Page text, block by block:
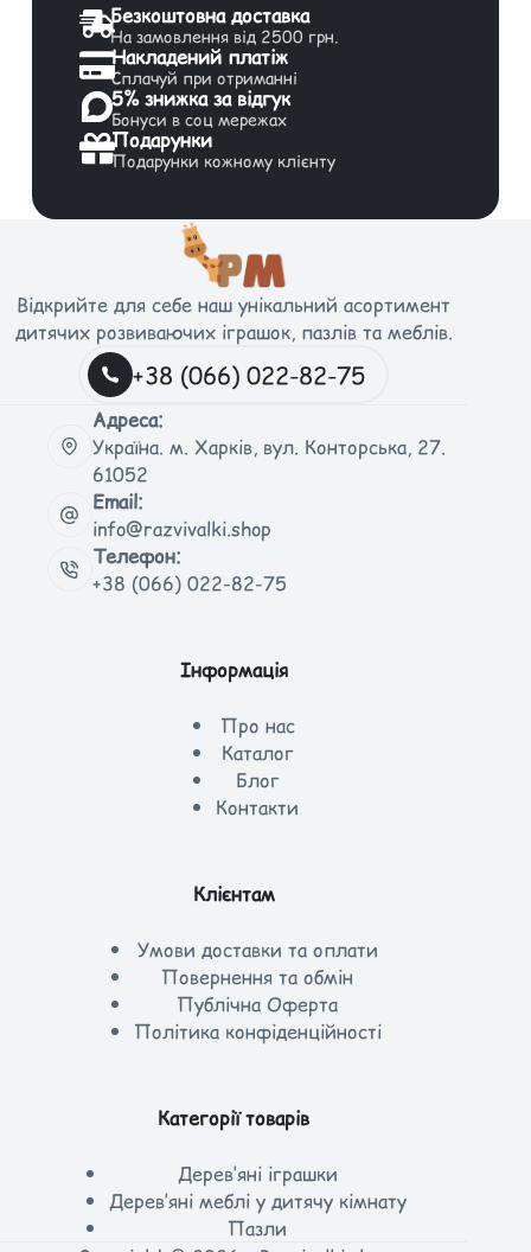
Безкоштовна доставка
На замовлення від 2500 грн.
Накладений платіж
Сплачуй при отриманні
5% знижка за відгук
Бонуси в соц мережах
Подарунки
Подарунки кожному клієнту
Відкрийте для себе наш унікальний асортимент
дитячих розвиваючих іграшок, пазлів та меблів.
+38 (066) 022-82-75
Адреса:
Україна. м. Харків, вул. Конторська, 27.
61052
Email:
info@razvivalki.shop
Телефон:
+38 (066) 022-82-75
Інформація
Про нас
Каталог
Блог
Контакти
Клієнтам
Умови доставки та оплати
Повернення та обмін
Публічна Оферта
Політика конфіденційності
Категорії товарів
Дерев’яні іграшки
Дерев’яні меблі у дитячу кімнату
Пазли